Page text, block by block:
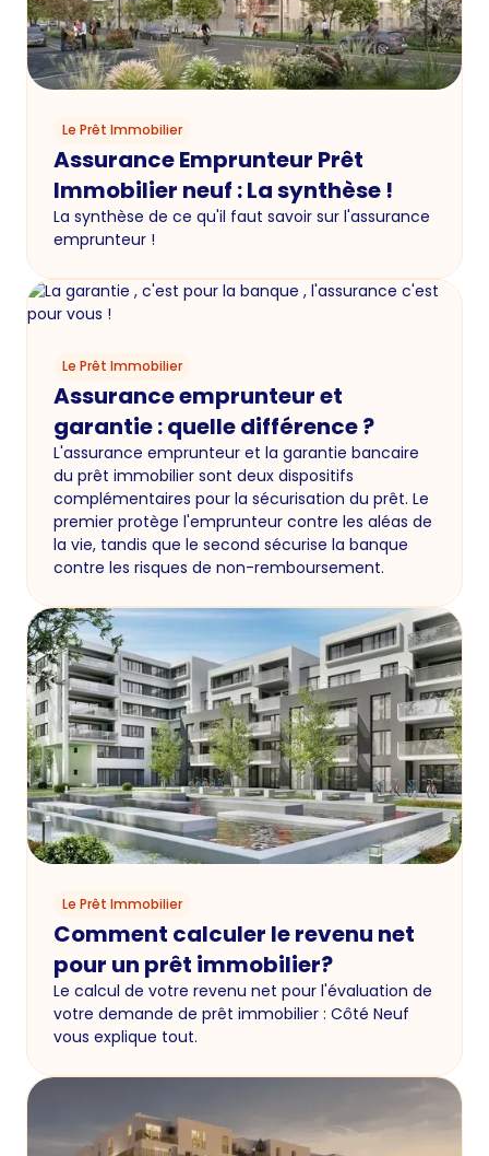
Le Prêt Immobilier
Assurance Emprunteur Prêt
Immobilier neuf : La synthèse !
La synthèse de ce qu'il faut savoir sur l'assurance
emprunteur !
Le Prêt Immobilier
Assurance emprunteur et
garantie : quelle différence ?
L'assurance emprunteur et la garantie bancaire
du prêt immobilier sont deux dispositifs
complémentaires pour la sécurisation du prêt. Le
premier protège l'emprunteur contre les aléas de
la vie, tandis que le second sécurise la banque
contre les risques de non-remboursement.
Le Prêt Immobilier
Comment calculer le revenu net
pour un prêt immobilier?
Le calcul de votre revenu net pour l'évaluation de
votre demande de prêt immobilier : Côté Neuf
vous explique tout.